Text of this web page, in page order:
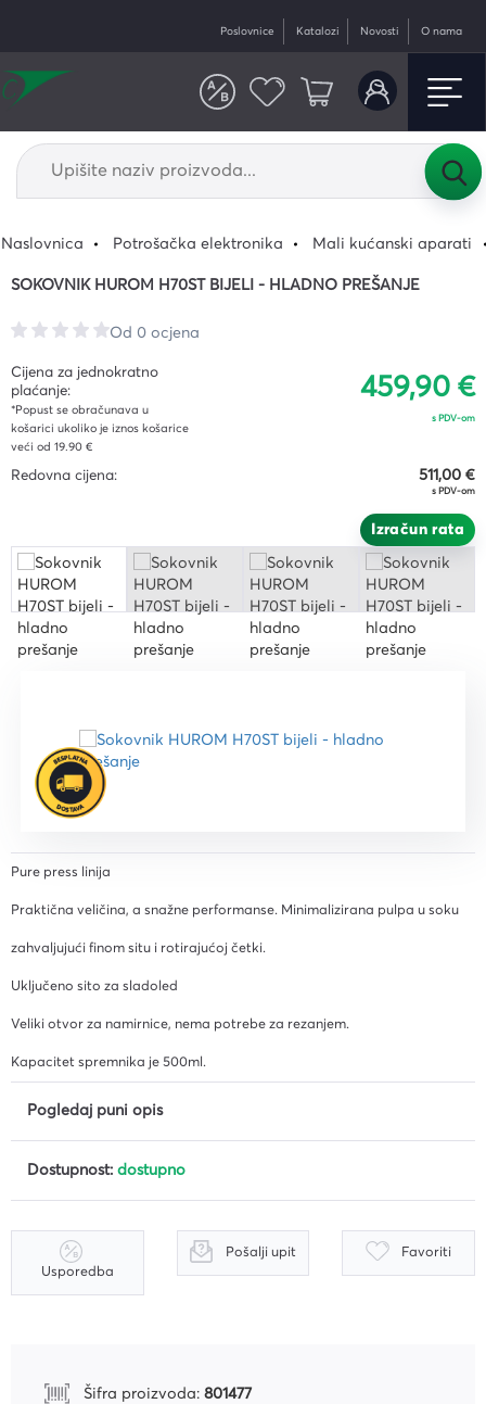
Poslovnice Katalozi Novosti O nama
Naslovnica Potrošačka elektronika Mali kućanski aparati
SOKOVNIK HUROM H70ST BIJELI - HLADNO PREŠANJE
Od 0 ocjena
Cijena za jednokratno
plaćanje:
*Popust se obračunava u
košarici ukoliko je iznos košarice
veći od 19.90 €
459,90 €
s PDV-om
Redovna cijena: 511,00 €
s PDV-om
Izračun rata
Pure press linija
Praktična veličina, a snažne performanse. Minimalizirana pulpa u soku
zahvaljujući finom situ i rotirajućoj četki.
Uključeno sito za sladoled
Veliki otvor za namirnice, nema potrebe za rezanjem.
Kapacitet spremnika je 500ml.
Pogledaj puni opis
Dostupnost: dostupno
Usporedba
Pošalji upit Favoriti
Šifra proizvoda: 801477